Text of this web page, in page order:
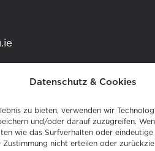
Datenschutz & Cookies
zu bieten, verwenden wir
und/oder darauf zuzugreifen.
wie das Surfverhalten oder
Zustimmung nicht erteilen oder
496